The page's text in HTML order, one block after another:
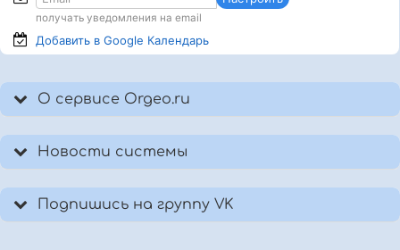
получать уведомления на email
Добавить в Google Календарь
О сервисе Orgeo.ru
Новости системы
Подпишись на группу VK